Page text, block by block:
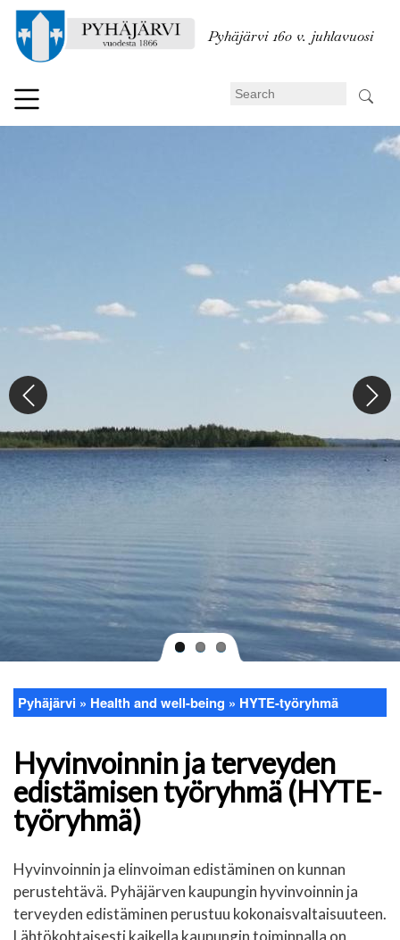
toPyhäjärvi 160 v. juhlavuosi
Search
Breadcrumb
Pyhäjärvi Health and well-being HYTE-työryhmä
Hyvinvoinnin ja terveyden
edistämisen työryhmä (HYTE-
työryhmä)
Hyvinvoinnin ja elinvoiman edistäminen on kunnan
perustehtävä. Pyhäjärven kaupungin hyvinvoinnin ja
terveyden edistäminen perustuu kokonaisvaltaisuuteen.
Lähtökohtaisesti kaikella kaupungin toiminnalla on